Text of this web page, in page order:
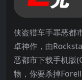
侠盗猎车手罪恶都
卓神作，由
恶都市下载手机版
物，你要杀掉